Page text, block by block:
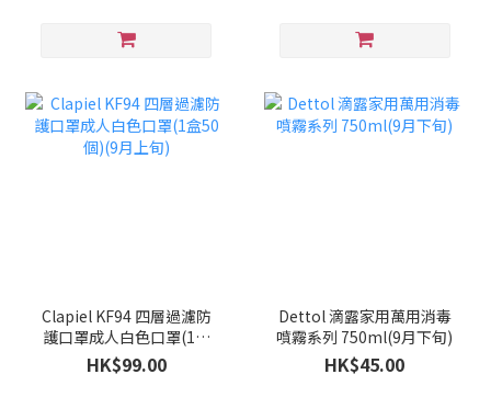
Clapiel KF94 四層過濾防
護口罩成人白色口罩(1盒
50個)(9月上旬)
HK$99.00
Dettol 滴露家用萬用消毒
噴霧系列 750ml(9月下旬)
HK$45.00